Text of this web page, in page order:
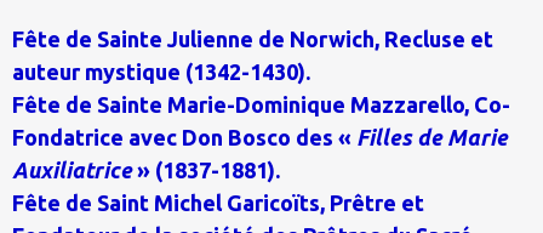
Fête de Sainte Julienne de Norwich, Recluse et
auteur mystique (1342-1430).
Fête de Sainte Marie-Dominique Mazzarello, Co-
Fondatrice avec Don Bosco des « Filles de Marie
Auxiliatrice» (1837-1881).
Fête de Saint Michel Garicoïts, Prêtre et